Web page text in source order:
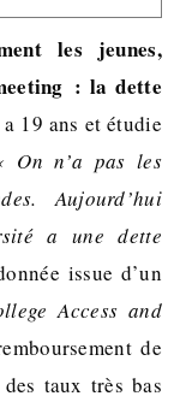
les jeunes,
: la dette
19 ans et étudie
On n’a pas les
Aujourd’hui
a une dette
issue d’un
Access and
de
taux très bas